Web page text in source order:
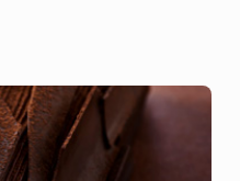
新精神的蓝带国际学院